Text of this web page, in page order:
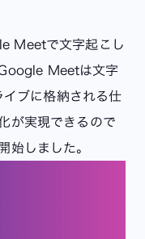
Meetで文字起こし
Meetは文字
ブに格納される仕
が実現できるので
始しました。